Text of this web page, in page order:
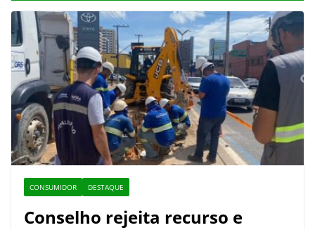
CONSUMIDOR DESTAQUE
Conselho rejeita recurso e